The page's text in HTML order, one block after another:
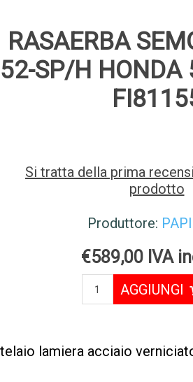
RASAERBA
52-SP/H HONDA
Si tratta della prima
prodotto
Produttore:
€589,00 IVA
AGGIUNGI
telaio lamiera acciaio